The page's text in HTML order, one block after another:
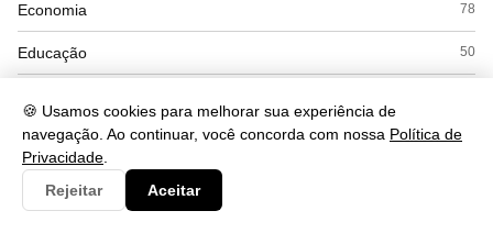
🍪 Usamos cookies para melhorar sua experiência de
navegação. Ao continuar, você concorda com nossa Política de
Privacidade
Rejeitar
Aceitar
Economia 78
Educação 50
Eventos
Governo